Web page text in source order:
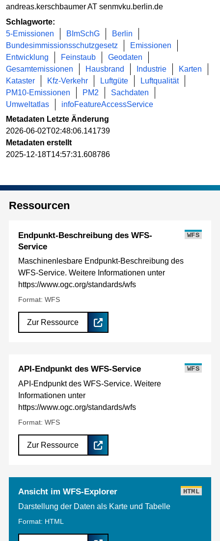
andreas.kerschbaumer AT senmvku.berlin.de
Schlagworte:
5-Emissionen
BImSchG
Berlin
Bundesimmissionsschutzgesetz
Emissionen
Entwicklung
Feinstaub
Geodaten
Gesamtemissionen
Hausbrand Industrie
Karten
Kataster
Kfz-Verkehr Luftgüte
Luftqualität
PM10-Emissionen
PM2
Sachdaten
Umweltatlas
infoFeatureAccessService
Metadaten Letzte Änderung
2026-06-02T02:48:06.141739
Metadaten erstellt
2025-12-18T14:57:31.608786
Ressourcen
Endpunkt-Beschreibung des WFS-
Service
WFS
Maschinenlesbare Endpunkt-Beschreibung des
WFS-Service. Weitere Informationen unter
https://www.ogc.org/standards/wfs
Format: WFS
Zur Ressource
API-Endpunkt des WFS-Service WFS
API-Endpunkt des WFS-Service. Weitere
Informationen unter
https://www.ogc.org/standards/wfs
Format: WFS
Zur Ressource
Ansicht im WFS-Explorer HTML
Darstellung der Daten als Karte und Tabelle
Format: HTML